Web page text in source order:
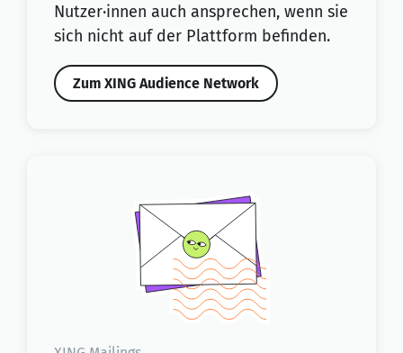
Nutzer·innen auch ansprechen, wenn sie
sich nicht auf der Plattform befinden.
Zum XING Audience Network